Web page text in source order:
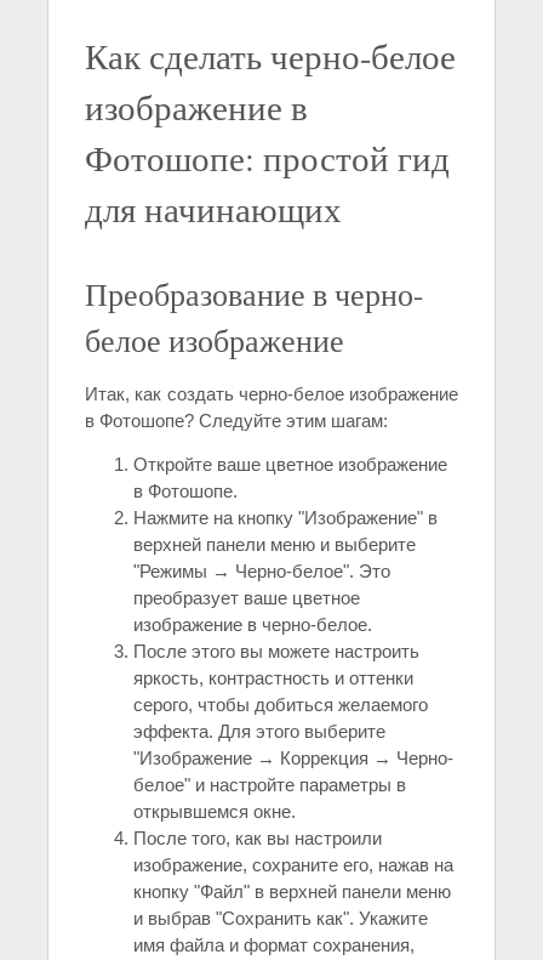
Как сделать черно-белое
изображение в
Фотошопе: простой гид
для начинающих
Преобразование в черно-
белое изображение
Итак, как создать черно-белое изображение
в Фотошопе? Следуйте этим шагам:
Откройте ваше цветное изображение
в Фотошопе.
Нажмите на кнопку "Изображение" в
верхней панели меню и выберите
"Режимы → Черно-белое". Это
преобразует ваше цветное
изображение в черно-белое.
После этого вы можете настроить
яркость, контрастность и оттенки
серого, чтобы добиться желаемого
эффекта. Для этого выберите
"Изображение → Коррекция → Черно-
белое" и настройте параметры в
открывшемся окне.
После того, как вы настроили
изображение, сохраните его, нажав на
кнопку "Файл" в верхней панели меню
и выбрав "Сохранить как". Укажите
имя файла и формат сохранения,